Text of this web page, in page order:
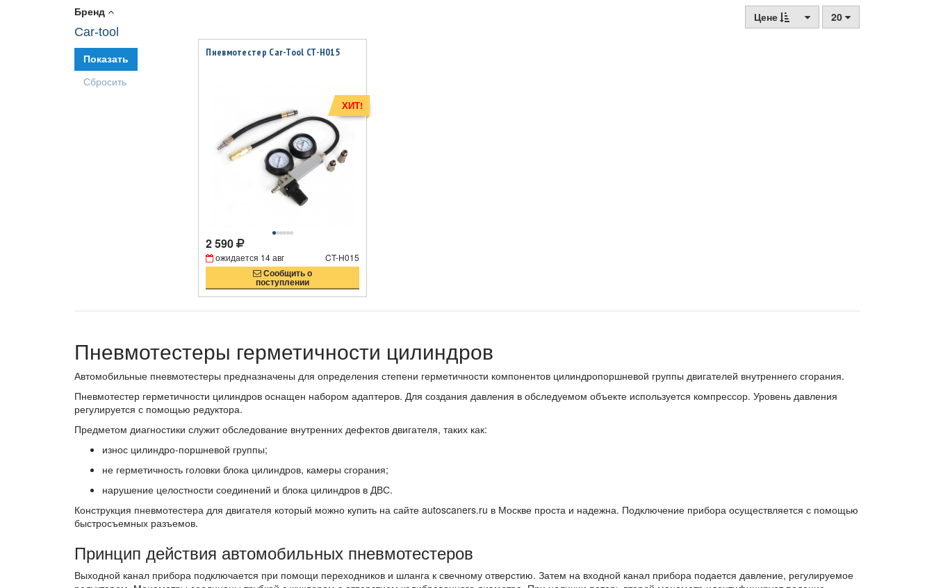
Бренд
Car-tool
Цене 20
Пневмотестер Car-Tool CT-H015
2 590
ожидается 14 авг CT-H015
Сообщить о
поступлении
ХИТ!
Пневмотестеры герметичности цилиндров
Автомобильные пневмотестеры предназначены для определения степени герметичности компонентов цилиндропоршневой группы двигателей внутреннего сгорания.
Пневмотестер герметичности цилиндров оснащен набором адаптеров. Для создания давления в обследуемом объекте используется компрессор. Уровень давления
регулируется с помощью редуктора.
Предметом диагностики служит обследование внутренних дефектов двигателя, таких как:
износ цилиндро-поршневой группы;
не герметичность головки блока цилиндров, камеры сгорания;
нарушение целостности соединений и блока цилиндров в ДВС.
Конструкция пневмотестера для двигателя который можно купить на сайте autoscaners.ru в Москве проста и надежна. Подключение прибора осуществляется с помощью
быстросъемных разъемов.
Принцип действия автомобильных пневмотестеров
Выходной канал прибора подключается при помощи переходников и шланга к свечному отверстию. Затем на входной канал прибора подается давление, регулируемое